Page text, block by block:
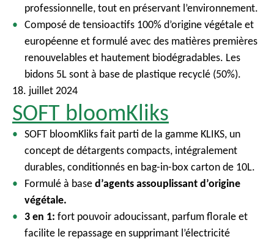
professionnelle, tout en préservant l’environnement.
Composé de tensioactifs 100% d’origine végétale et
européenne et formulé avec des matières premières
renouvelables et hautement biodégradables. Les
bidons 5L sont à base de plastique recyclé (50%).
18. juillet 2024
SOFT bloomKliks
SOFT bloomKliks fait parti de la gamme KLIKS, un
concept de détargents compacts, intégralement
durables, conditionnés en bag-in-box carton de 10L.
Formulé à based’agents assouplissant d’origine
végétale.
3 en 1: fort pouvoir adoucissant, parfum florale et
facilite le repassage en supprimant l’électricité